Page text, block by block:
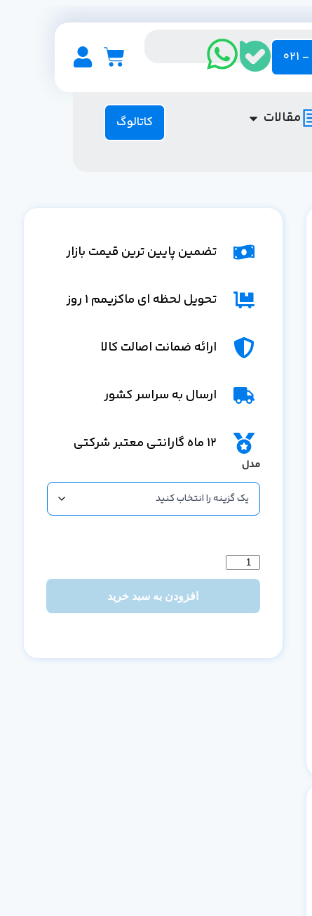
مقالات
کاتالوگ
تضمین پایین ترین قیمت بازار
تحویل لحظه ای ماکزیمم 1 روز
ارائه ضمانت اصالت کالا
ارسال به سراسر کشور
12 ماه گارانتی معتبر شرکتی
مدل
افزودن به سبد خرید